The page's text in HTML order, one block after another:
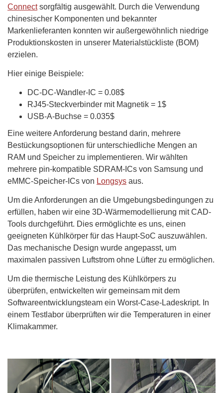
Connectsorgfältig ausgewählt. Durch die Verwendung
chinesischer Komponenten und bekannter
Markenlieferanten konnten wir außergewöhnlich niedrige
Produktionskosten in unserer Materialstückliste (BOM)
erzielen.
Hier einige Beispiele:
DC-DC-Wandler-IC = 0.08$
RJ45-Steckverbinder mit Magnetik = 1$
USB-A-Buchse = 0.035$
Eine weitere Anforderung bestand darin, mehrere
Bestückungsoptionen für unterschiedliche Mengen an
RAM und Speicher zu implementieren. Wir wählten
mehrere pin-kompatible SDRAM-ICs von Samsung und
eMMC-Speicher-ICs von Longsys aus.
Um die Anforderungen an die Umgebungsbedingungen zu
erfüllen, haben wir eine 3D-Wärmemodellierung mit CAD-
Tools durchgeführt. Dies ermöglichte es uns, einen
geeigneten Kühlkörper für das Haupt-SoC auszuwählen.
Das mechanische Design wurde angepasst, um
maximalen passiven Luftstrom ohne Lüfter zu ermöglichen.
Um die thermische Leistung des Kühlkörpers zu
überprüfen, entwickelten wir gemeinsam mit dem
Softwareentwicklungsteam ein Worst-Case-Ladeskript. In
einem Testlabor überprüften wir die Temperaturen in einer
Klimakammer.